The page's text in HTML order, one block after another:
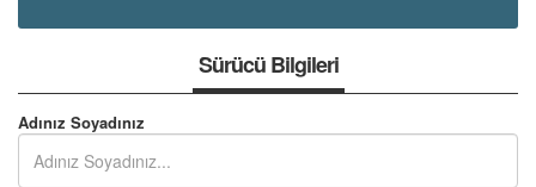
Sürücü Bilgileri
Adınız Soyadınız